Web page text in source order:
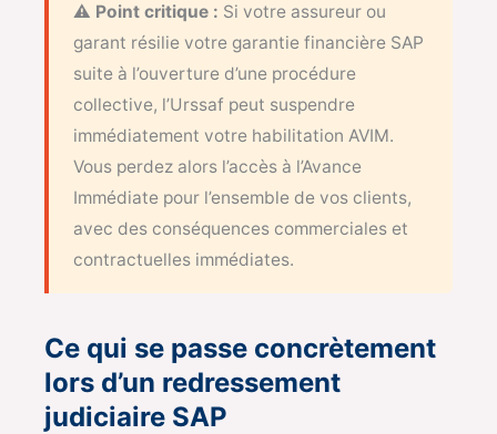
⚠ Point critique : Si votre assureur ou
garant résilie votre garantie financière SAP
suite à l’ouverture d’une procédure
collective, l’Urssaf peut suspendre
immédiatement votre habilitation AVIM.
Vous perdez alors l’accès à l’Avance
Immédiate pour l’ensemble de vos clients,
avec des conséquences commerciales et
contractuelles immédiates.
Ce qui se passe concrètement
lors d’un redressement
judiciaire SAP